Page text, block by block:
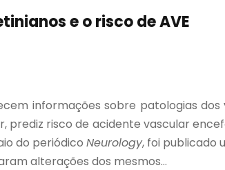
e o risco de AVE
informações sobre patologias
risco de acidente vascular
do periódico Neurology, foi publicado
alterações dos mesmos...